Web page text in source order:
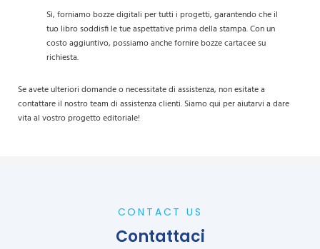
Sì, forniamo bozze digitali per tutti i progetti, garantendo che il
tuo libro soddisfi le tue aspettative prima della stampa. Con un
costo aggiuntivo, possiamo anche fornire bozze cartacee su
richiesta.
Se avete ulteriori domande o necessitate di assistenza, non esitate a
contattare il nostro team di assistenza clienti. Siamo qui per aiutarvi a dare
vita al vostro progetto editoriale!
CONTACT US
Contattaci